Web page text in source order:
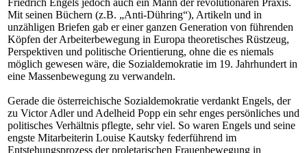
Friedrich Engels jedoch auch ein Mann der revolutionären Praxis.
Mit seinen Büchern (z.B. „Anti-Dühring“), Artikeln und in
unzähligen Briefen gab er einer ganzen Generation von führenden
Köpfen der Arbeiterbewegung in Europa theoretisches Rüstzeug,
Perspektiven und politische Orientierung, ohne die es niemals
möglich gewesen wäre, die Sozialdemokratie im 19. Jahrhundert in
eine Massenbewegung zu verwandeln.
Gerade die österreichische Sozialdemokratie verdankt Engels, der
zu Victor Adler und Adelheid Popp ein sehr enges persönliches und
politisches Verhältnis pflegte, sehr viel. So waren Engels und seine
engste Mitarbeiterin Louise Kautsky federführend im
Entstehungsprozess der proletarischen Frauenbewegung in